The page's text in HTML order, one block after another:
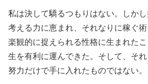
私は決して驕るつもりはない。しかし
考える力に恵まれ、それなりに稼ぐ
楽観的に捉えられる性格に生まれた
生を有利に運んできた。そして、そ
努力だけで手に入れたものではない。